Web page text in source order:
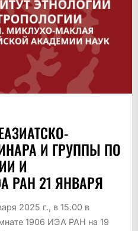
И ГРУППЫ ПО
И
РАН 21 ЯНВАРЯ
2025 г., в 15.00 в
1906 ИЭА РАН на 19